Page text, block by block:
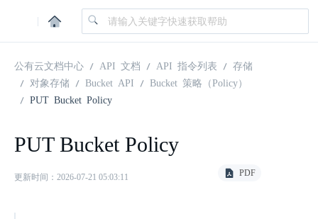
|
公有云文档中心 API 文档 API 指令列表
存储
对象存储
Bucket API
Bucket 策略（Policy）
PUT Bucket Policy
PUT Bucket Policy
更新时间：2026-07-21 05:03:11 PDF